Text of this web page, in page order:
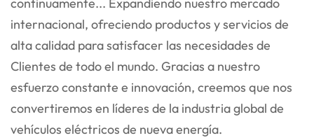
internacional, ofreciendo productos y servicios de
alta calidad para satisfacer las necesidades de
Clientes de todo el mundo. Gracias a nuestro
esfuerzo constante e innovación, creemos que nos
convertiremos en líderes de la industria global de
vehículos eléctricos de nueva energía.